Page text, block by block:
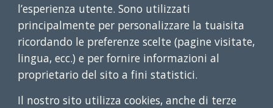
l’esperienza utente. Sono utilizzati
principalmente per personalizzare la tuaisita
ricordando le preferenze scelte (pagine visitate,
lingua, ecc.) e per fornire informazioni al
proprietario del sito a fini statistici.
Il nostro sito utilizza cookies, anche di terze